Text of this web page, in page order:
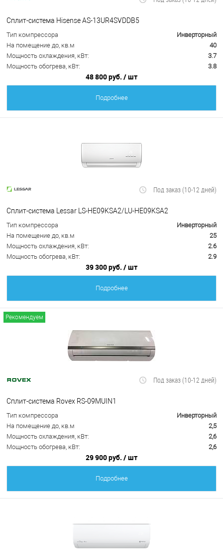
Сплит-система Hisense AS-13UR4SVDDB5
Тип компрессора
Инверторный
На помещение до, кв.м
40
Мощность охлаждения, кВт:
3.7
Мощность обогрева, кВт:
3.8
48 800 руб. / шт
Подробнее
Под заказ (10-12 дней)
Сплит-система Lessar LS-HE09KSA2/LU-HE09KSA2
Тип компрессора
Инверторный
На помещение до, кв.м
25
Мощность охлаждения, кВт:
2.6
Мощность обогрева, кВт:
2.9
39 300 руб. / шт
Подробнее
Рекомендуем
Под заказ (10-12 дней)
Сплит-система Rovex RS-09MUIN1
Тип компрессора
Инверторный
На помещение до, кв.м
2,5
Мощность охлаждения, кВт:
2,6
Мощность обогрева, кВт:
2,6
29 900 руб. / шт
Подробнее